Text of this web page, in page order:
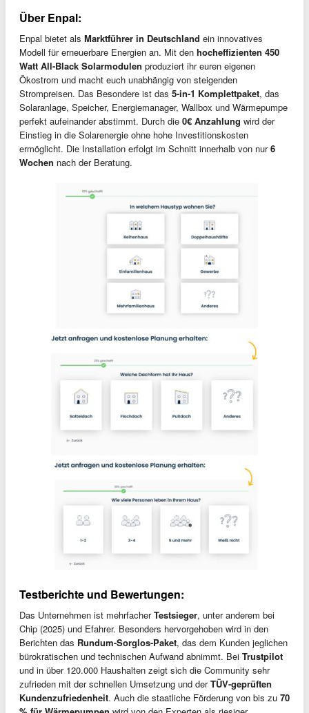
Über Enpal:
Enpal bietet als Marktführer in Deutschland ein innovatives
Modell für erneuerbare Energien an. Mit den hocheffizienten 450
Watt All-Black Solarmodulen produziert ihr euren eigenen
Ökostrom und macht euch unabhängig von steigenden
Strompreisen. Das Besondere ist das 5-in-1 Komplettpaket, das
Solaranlage, Speicher, Energiemanager, Wallbox und Wärmepumpe
perfekt aufeinander abstimmt. Durch die 0€ Anzahlung wird der
Einstieg in die Solarenergie ohne hohe Investitionskosten
ermöglicht. Die Installation erfolgt im Schnitt innerhalb von nur6
Wochen nach der Beratung.
Testberichte und Bewertungen:
Das Unternehmen ist mehrfacherTestsieger, unter anderem bei
Chip (2025) und Efahrer. Besonders hervorgehoben wird in den
Berichten das Rundum-Sorglos-Paket, das dem Kunden jeglichen
bürokratischen und technischen Aufwand abnimmt. Bei Trustpilot
und in über 120.000 Haushalten zeigt sich die Community sehr
zufrieden mit der schnellen Umsetzung und derTÜV-geprüften
Kundenzufriedenheit. Auch die staatliche Förderung von bis zu 70